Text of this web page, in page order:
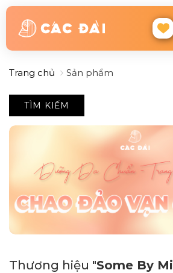
Trang chủ Sản phẩm
TÌM KIẾM
Thương hiệu "Some By Mi